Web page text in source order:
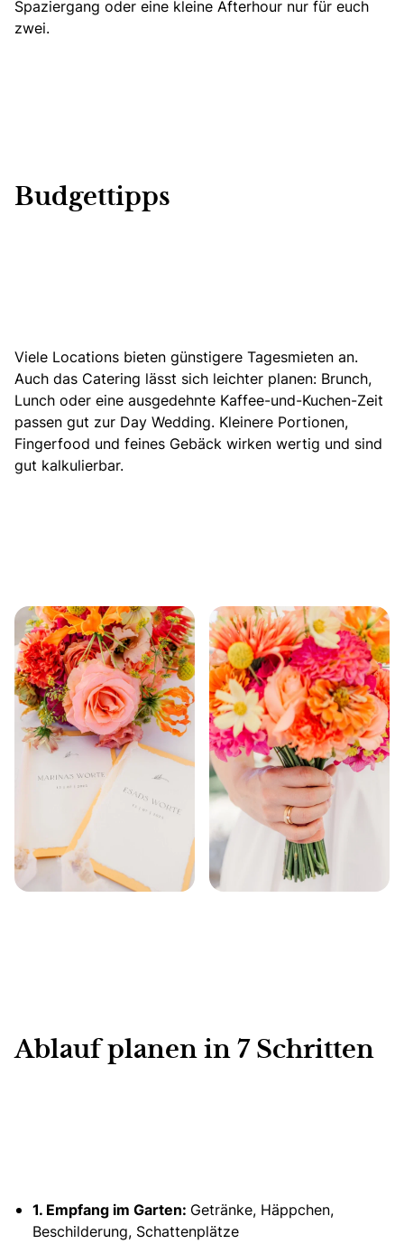
Spaziergang oder eine kleine Afterhour nur für euch
zwei.
Budgettipps
Viele Locations bieten günstigere Tagesmieten an.
Auch das Catering lässt sich leichter planen: Brunch,
Lunch oder eine ausgedehnte Kaffee-und-Kuchen-Zeit
passen gut zur Day Wedding. Kleinere Portionen,
Fingerfood und feines Gebäck wirken wertig und sind
gut kalkulierbar.
Ablauf planen in 7 Schritten
1. Empfang im Garten: Getränke, Häppchen,
Beschilderung, Schattenplätze